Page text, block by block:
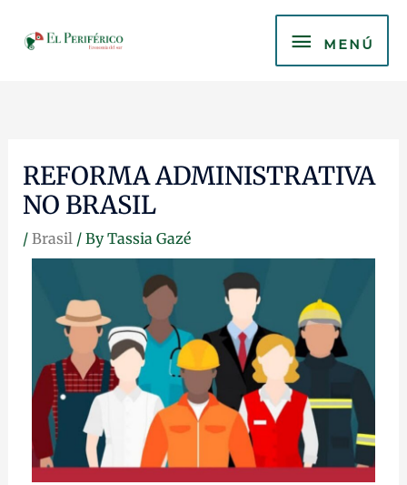
content
MENÚ
MENÚ
REFORMA ADMINISTRATIVA
NO BRASIL
/ Brasil/ ByTassia Gazé